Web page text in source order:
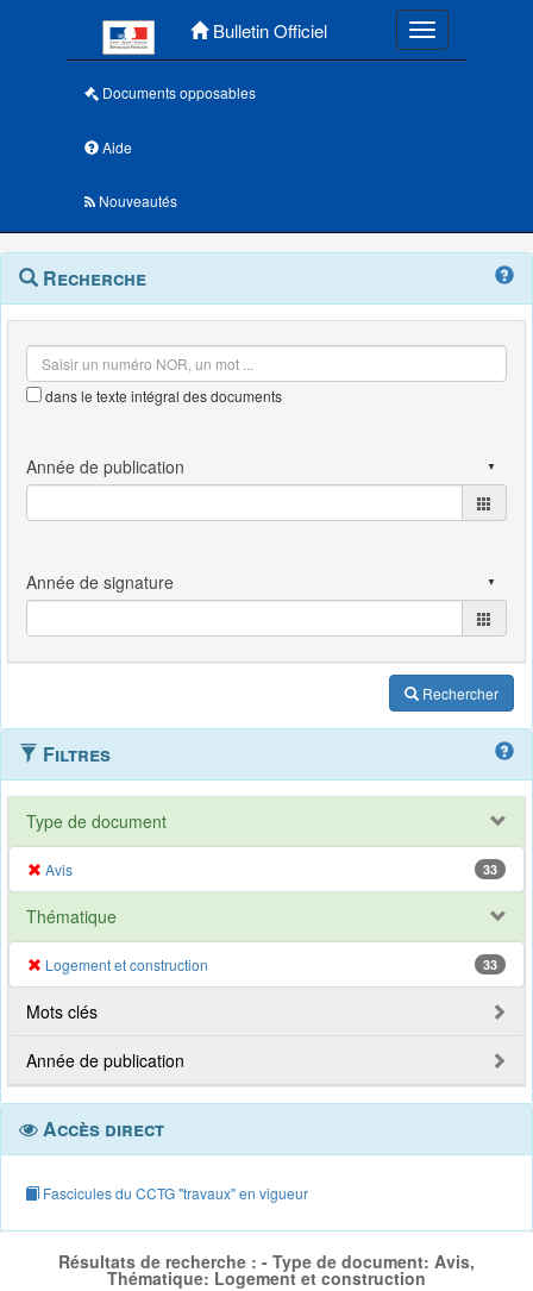
Bulletin Officiel Toggle
Documents opposables
Aide
Nouveautés
Navigation
outils
Menu
contextuel
Recherche
dans le texte intégral des documents
Rechercher
Filtres
Type de document
Avis 33
Thématique
Logement et construction 33
Mots clés
Année de publication
Accès direct
Fascicules du CCTG "travaux" en vigueur
Résultats de recherche : - Type de document: Avis,
Thématique: Logement et construction